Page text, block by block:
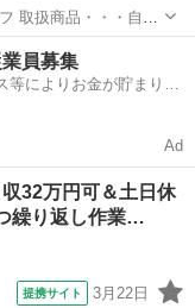
取扱商品・・・自動
くらいまでの方が活
来る!履歴書持参!◆
フ
員募集
によりお金が貯まりや
Ad
32万円可＆土日休
繰り返し作業…
提携サイト 3月22日